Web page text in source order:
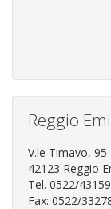
Reggio
V.le Timavo, 95
42123 Reggio
Tel. 0522/
Fax: 0522/